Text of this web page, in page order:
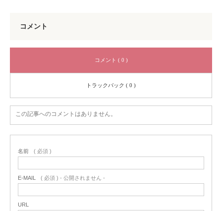
コメント
コメント ( 0 )
トラックバック ( 0 )
この記事へのコメントはありません。
名前 ( 必須 )
E-MAIL ( 必須 ) - 公開されません -
URL